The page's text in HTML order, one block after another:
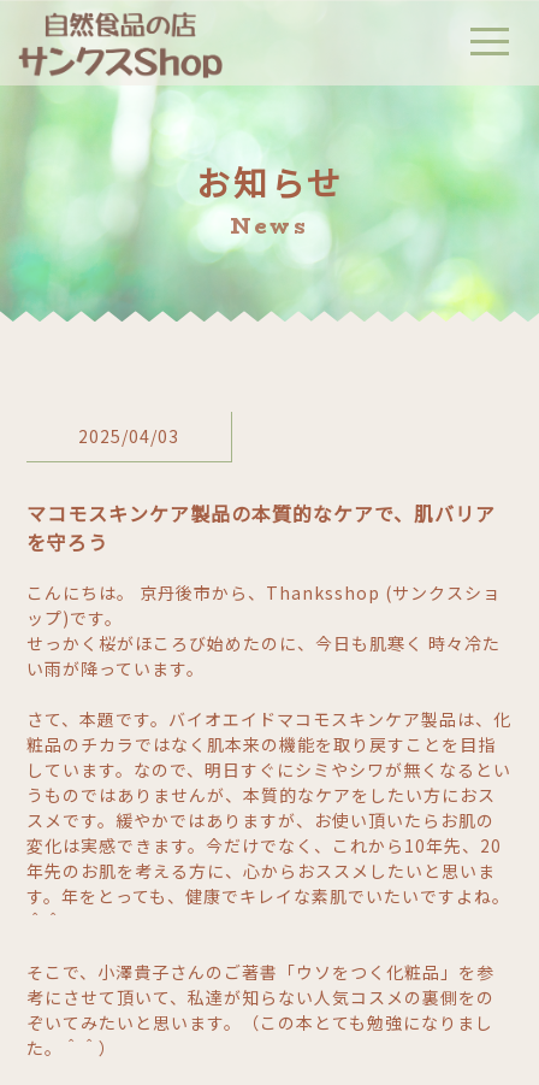
t
o
n
お知らせ
News
2025/04/03
マコモスキンケア製品の本質的なケアで、肌バリア
を守ろう
こんにちは。 京丹後市から、Thanksshop (サンクスショ
ップ)です。
せっかく桜がほころび始めたのに、今日も肌寒く 時々冷た
い雨が降っています。
さて、本題です。バイオエイドマコモスキンケア製品は、化
粧品のチカラではなく肌本来の機能を取り戻すことを目指
しています。なので、明日すぐにシミやシワが無くなるとい
うものではありませんが、本質的なケアをしたい方におス
スメです。緩やかではありますが、お使い頂いたらお肌の
変化は実感できます。今だけでなく、これから10年先、20
年先のお肌を考える方に、心からおススメしたいと思いま
す。年をとっても、健康でキレイな素肌でいたいですよね。
＾＾
そこで、小澤貴子さんのご著書「ウソをつく化粧品」を参
考にさせて頂いて、私達が知らない人気コスメの裏側をの
ぞいてみたいと思います。（この本とても勉強になりまし
た。＾＾）